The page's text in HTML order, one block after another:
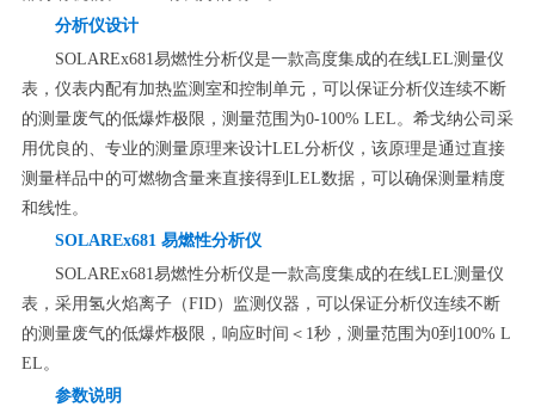
分析仪设计
SOLAREx681易燃性分析仪是一款高度集成的在线LEL测量仪
表，仪表内配有加热监测室和控制单元，可以保证分析仪连续不断
的测量废气的低爆炸极限，测量范围为0-100% LEL。希戈纳公司采
用优良的、专业的测量原理来设计LEL分析仪，该原理是通过直接
测量样品中的可燃物含量来直接得到LEL数据，可以确保测量精度
和线性。
SOLAREx681 易燃性分析仪
SOLAREx681易燃性分析仪是一款高度集成的在线LEL测量仪
表，采用氢火焰离子（FID）监测仪器，可以保证分析仪连续不断
的测量废气的低爆炸极限，响应时间＜1秒，测量范围为0到100% L
EL。
参数说明